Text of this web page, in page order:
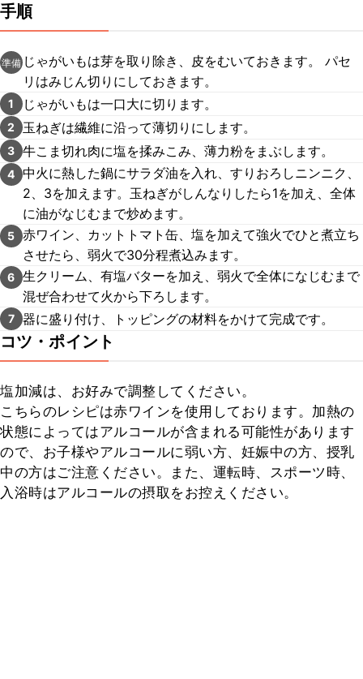
手順
準備 じゃがいもは芽を取り除き、皮をむいておきます。 パセ
リはみじん切りにしておきます。
1 じゃがいもは一口大に切ります。
2 玉ねぎは繊維に沿って薄切りにします。
3 牛こま切れ肉に塩を揉みこみ、薄力粉をまぶします。
4 中火に熱した鍋にサラダ油を入れ、すりおろしニンニク、
2、3を加えます。玉ねぎがしんなりしたら1を加え、全体
に油がなじむまで炒めます。
5 赤ワイン、カットトマト缶、塩を加えて強火でひと煮立ち
させたら、弱火で30分程煮込みます。
6 生クリーム、有塩バターを加え、弱火で全体になじむまで
混ぜ合わせて火から下ろします。
7 器に盛り付け、トッピングの材料をかけて完成です。
コツ・ポイント
塩加減は、お好みで調整してください。
こちらのレシピは赤ワインを使用しております。加熱の
状態によってはアルコールが含まれる可能性があります
ので、お子様やアルコールに弱い方、妊娠中の方、授乳
中の方はご注意ください。また、運転時、スポーツ時、
入浴時はアルコールの摂取をお控えください。